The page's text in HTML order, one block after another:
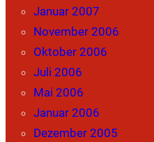
Januar 2007
November 2006
Oktober 2006
Juli 2006
Mai 2006
Januar 2006
Dezember 2005